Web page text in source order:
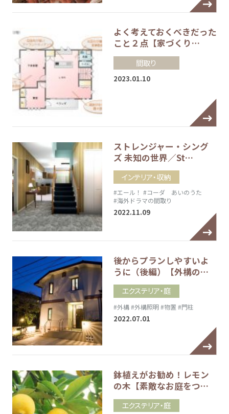
よく考えておくべきだった
こと２点【家づくり…
間取り
2023.01.10
ストレンジャー・シング
ズ 未知の世界／St…
インテリア・収納
#エール！ #コーダ あいのうた
#海外ドラマの間取り
2022.11.09
後からプランしやすいよ
うに（後編）【外構の…
エクステリア・庭
#外構#外構照明 #物置 #門柱
2022.07.01
鉢植えがお勧め！レモン
の木【素敵なお庭をつ…
エクステリア・庭